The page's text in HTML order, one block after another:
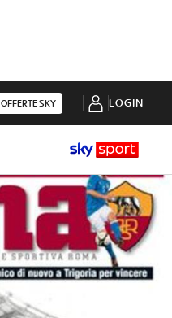
OFFERTE SKY LOGIN